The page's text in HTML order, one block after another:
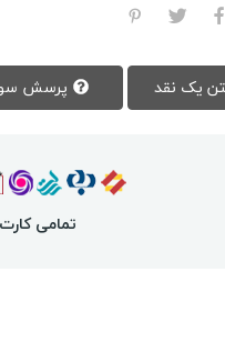
تمامی